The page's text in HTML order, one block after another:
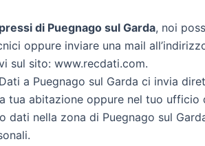
di Puegnago sul Garda, noi
oppure inviare una mail
sul sito: www.recdati.com.
a Puegnago sul Garda ci invia
tua abitazione oppure nel tuo ufficio
dati nella zona di Puegnago sul